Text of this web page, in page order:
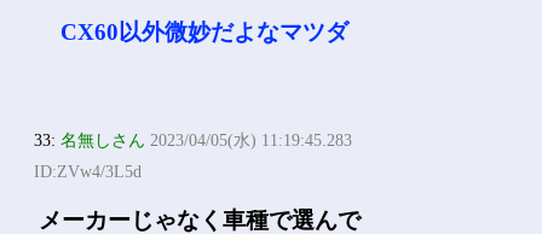
CX60以外微妙だよなマツダ
33:名無しさん 2023/04/05(水) 11:19:45.283
ID:ZVw4/3L5d
メーカーじゃなく車種で選んで